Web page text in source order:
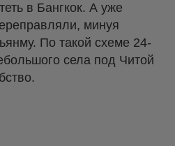
в Бангкок. А уже
минуя
По такой схеме 24-
села под Читой